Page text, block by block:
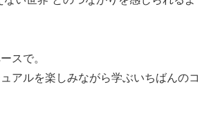
スで。
アルを楽しみながら学ぶいちばんのコ